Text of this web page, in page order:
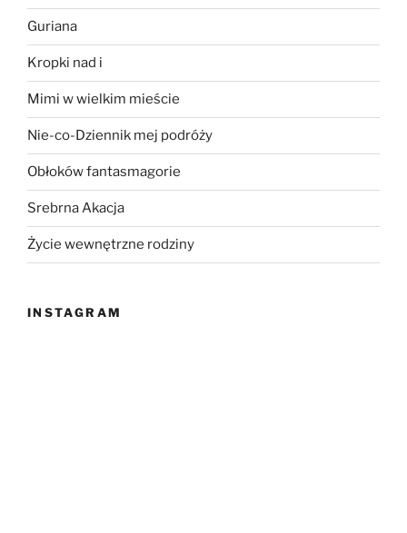
Guriana
Kropki nad i
Mimi w wielkim mieście
Nie-co-Dziennik mej podróży
Obłoków fantasmagorie
Srebrna Akacja
Życie wewnętrzne rodziny
INSTAGRAM